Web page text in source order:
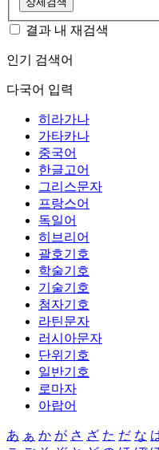
결과 내 재검색
인기 검색어
다국어 입력
히라가나
가타카나
중국어
한글고어
그리스문자
프랑스어
독일어
히브리어
괄호기호
학술기호
기술기호
첨자기호
라틴문자
러시아문자
단위기호
일반기호
로마자
아랍어
あ ぁ か が さ ざ た だ な